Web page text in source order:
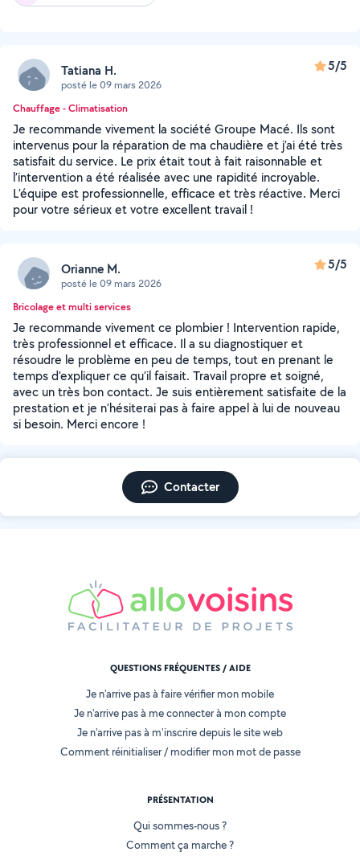
Tatiana H.
posté le 09 mars 2026
5/5
Chauffage - Climatisation
Je recommande vivement la société Groupe Macé. Ils sont
intervenus pour la réparation de ma chaudière et j’ai été très
satisfait du service. Le prix était tout à fait raisonnable et
l’intervention a été réalisée avec une rapidité incroyable.
L’équipe est professionnelle, efficace et très réactive. Merci
pour votre sérieux et votre excellent travail !
Orianne M.
posté le 09 mars 2026
5/5
Bricolage et multi services
Je recommande vivement ce plombier ! Intervention rapide,
très professionnel et efficace. Il a su diagnostiquer et
résoudre le problème en peu de temps, tout en prenant le
temps d’expliquer ce qu’il faisait. Travail propre et soigné,
avec un très bon contact. Je suis entièrement satisfaite de la
prestation et je n’hésiterai pas à faire appel à lui de nouveau
si besoin. Merci encore !
Contacter
QUESTIONS FRÉQUENTES / AIDE
Je n'arrive pas à faire vérifier mon mobile
Je n'arrive pas à me connecter à mon compte
Je n'arrive pas à m'inscrire depuis le site web
Comment réinitialiser / modifier mon mot de passe
PRÉSENTATION
Qui sommes-nous ?
Comment ça marche ?